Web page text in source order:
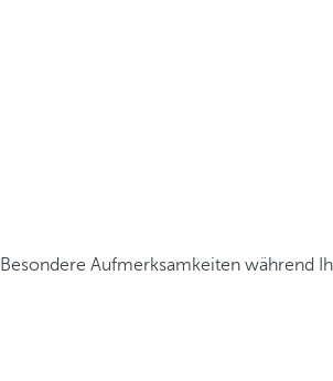
Besondere Aufmerksamkeiten während